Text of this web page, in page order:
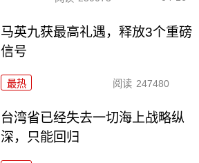
马英九获最高礼遇，释放3个重磅
信号
最热 阅读 247480
台湾省已经失去一切海上战略纵
深，只能回归